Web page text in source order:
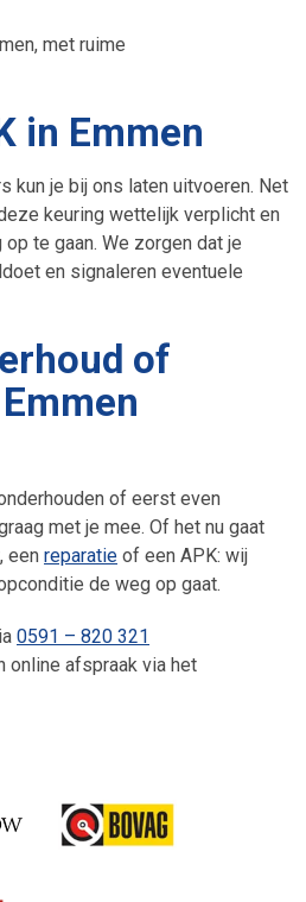
met ruime
in Emmen
kun je bij ons laten uitvoeren. Net
keuring wettelijk verplicht en
te gaan. We zorgen dat je
en signaleren eventuele
of
of eerst even
met je mee. Of het nu gaat
een reparatie of een APK: wij
de weg op gaat.
0591 – 820 321
online afspraak via het